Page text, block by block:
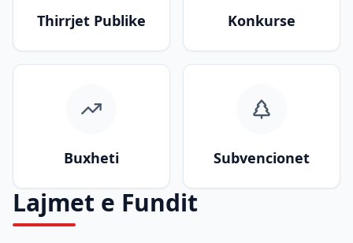
Thirrjet Publike Konkurse
Buxheti Subvencionet
Lajmet e Fundit